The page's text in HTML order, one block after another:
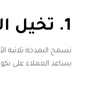
1. تخيل الشكل النهائي للمشروع
تسمح النمذجة ثلاثية
يساعد العملاء على